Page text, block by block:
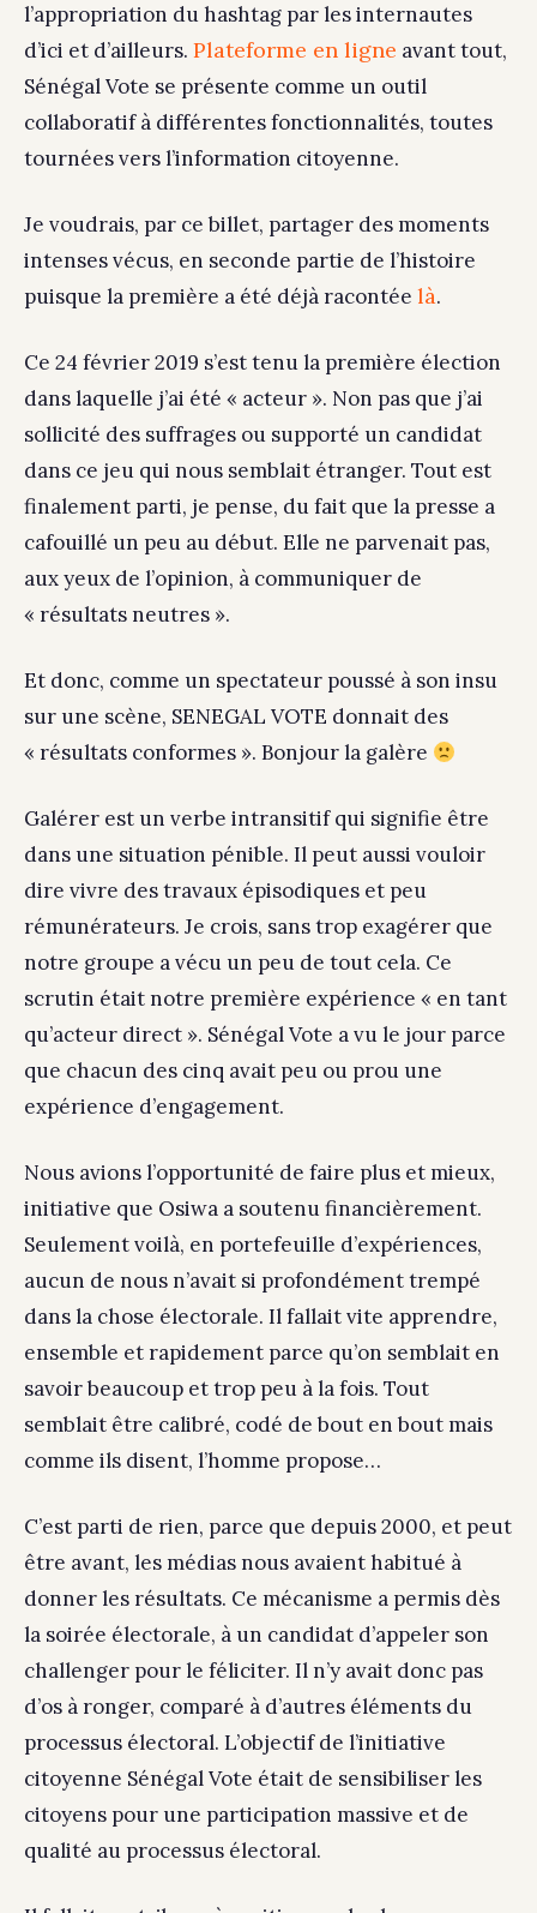
l’appropriation du hashtag par les internautes
d’ici et d’ailleurs. Plateforme en ligne avant tout,
Sénégal Vote se présente comme un outil
collaboratif à différentes fonctionnalités, toutes
tournées vers l’information citoyenne.
Je voudrais, par ce billet, partager des moments
intenses vécus, en seconde partie de l’histoire
puisque la première a été déjà racontée là.
Ce 24 février 2019 s’est tenu la première élection
dans laquelle j’ai été « acteur ». Non pas que j’ai
sollicité des suffrages ou supporté un candidat
dans ce jeu qui nous semblait étranger. Tout est
finalement parti, je pense, du fait que la presse a
cafouillé un peu au début. Elle ne parvenait pas,
aux yeux de l’opinion, à communiquer de
« résultats neutres ».
Et donc, comme un spectateur poussé à son insu
sur une scène, SENEGAL VOTE donnait des
« résultats conformes ». Bonjour la galère
Galérer est un verbe intransitif qui signifie être
dans une situation pénible. Il peut aussi vouloir
dire vivre des travaux épisodiques et peu
rémunérateurs. Je crois, sans trop exagérer que
notre groupe a vécu un peu de tout cela. Ce
scrutin était notre première expérience « en tant
qu’acteur direct ». Sénégal Vote a vu le jour parce
que chacun des cinq avait peu ou prou une
expérience d’engagement.
Nous avions l’opportunité de faire plus et mieux,
initiative que Osiwa a soutenu financièrement.
Seulement voilà, en portefeuille d’expériences,
aucun de nous n’avait si profondément trempé
dans la chose électorale. Il fallait vite apprendre,
ensemble et rapidement parce qu’on semblait en
savoir beaucoup et trop peu à la fois. Tout
semblait être calibré, codé de bout en bout mais
comme ils disent, l’homme propose…
C’est parti de rien, parce que depuis 2000, et peut
être avant, les médias nous avaient habitué à
donner les résultats. Ce mécanisme a permis dès
la soirée électorale, à un candidat d’appeler son
challenger pour le féliciter. Il n’y avait donc pas
d’os à ronger, comparé à d’autres éléments du
processus électoral. L’objectif de l’initiative
citoyenne Sénégal Vote était de sensibiliser les
citoyens pour une participation massive et de
qualité au processus électoral.